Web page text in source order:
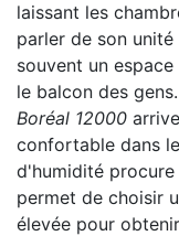
laissant les
parler de son
souvent un
le balcon des
Boréal 12000
confortable dans
d'humidité
permet de choisir
élevée pour